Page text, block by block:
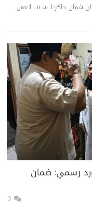
في بنجارينغان شمال جاكرتا بسبب العمل
رسمي: ضمان